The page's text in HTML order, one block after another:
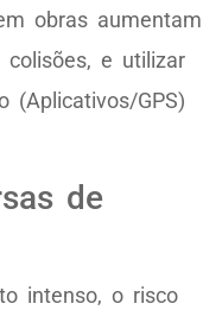
obras aumentam
e utilizar
(Aplicativos/GPS)
de
intenso, o risco